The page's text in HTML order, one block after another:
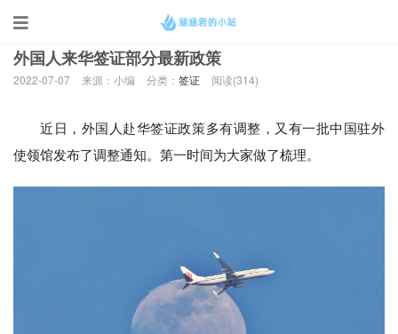
当前位置：
外国人来华签证部分最新政策
2022-07-07 来源：小编 分类： 签证 阅读(314)
近日，外国人赴华签证政策多有调整，又有一批中国驻外
使领馆发布了调整通知。第一时间为大家做了梳理。